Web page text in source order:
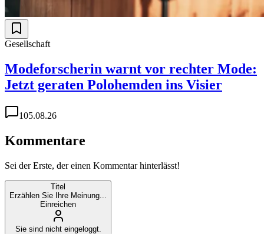
Gesellschaft
Modeforscherin warnt vor rechter Mode:
Jetzt geraten Polohemden ins Visier
105.08.26
Kommentare
Sei der Erste, der einen Kommentar hinterlässt!
Titel
Erzählen Sie Ihre Meinung...
Einreichen
Sie sind nicht eingeloggt.